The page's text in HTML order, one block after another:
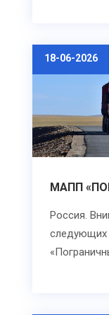
18-06-2026
МАПП
Россия.
следующих